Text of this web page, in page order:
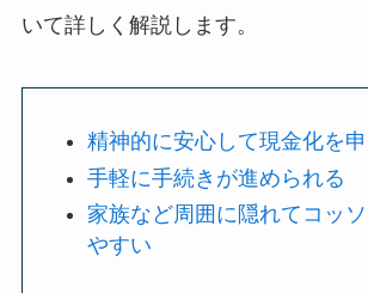
いて詳しく解説します。
精神的に安心して現金化を
手軽に手続きが進められる
家族など周囲に隠れてコッ
やすい